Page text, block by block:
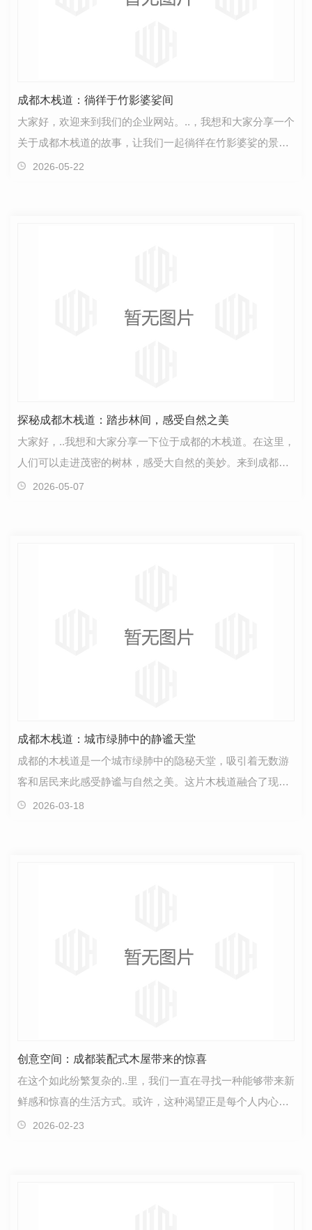
成都木栈道：徜徉于竹影婆娑间
大家好，欢迎来到我们的企业网站。..，我想和大家分享一个
关于成都木栈道的故事，让我们一起徜徉在竹影婆娑的景致
中。成都木栈道坐落在这座古城的心脏地带，是一处…
2026-05-22
探秘成都木栈道：踏步林间，感受自然之美
大家好，..我想和大家分享一下位于成都的木栈道。在这里，
人们可以走进茂密的树林，感受大自然的美妙。来到成都的
木栈道，仿佛走进了一个绿色的童话..。漫步其中，…
2026-05-07
成都木栈道：城市绿肺中的静谧天堂
成都的木栈道是一个城市绿肺中的隐秘天堂，吸引着无数游
客和居民来此感受静谧与自然之美。这片木栈道融合了现代
城市的喧嚣与传统文化的深厚底蕴，让人仿佛置身于时…
2026-03-18
创意空间：成都装配式木屋带来的惊喜
在这个如此纷繁复杂的..里，我们一直在寻找一种能够带来新
鲜感和惊喜的生活方式。或许，这种渴望正是每个人内心深
处对创意空间的追求。而今，在成都这座城市中，一…
2026-02-23